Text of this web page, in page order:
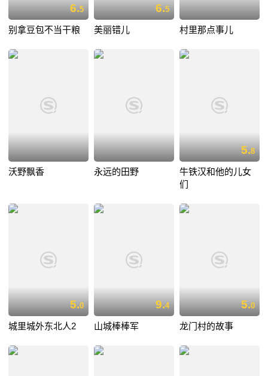
6.5
别拿豆包不当干粮
6.5
美丽错儿 村里那点事儿
沃野飘香 永远的田野
5.8
牛铁汉和他的儿女
们
5.0
城里城外东北人2
9.4
山城棒棒军
5.0
龙门村的故事